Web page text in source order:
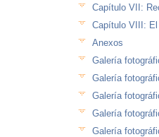
Capítulo VII:
Capítulo VIII:
Anexos
Galería
Galería
Galería
Galería
Galería